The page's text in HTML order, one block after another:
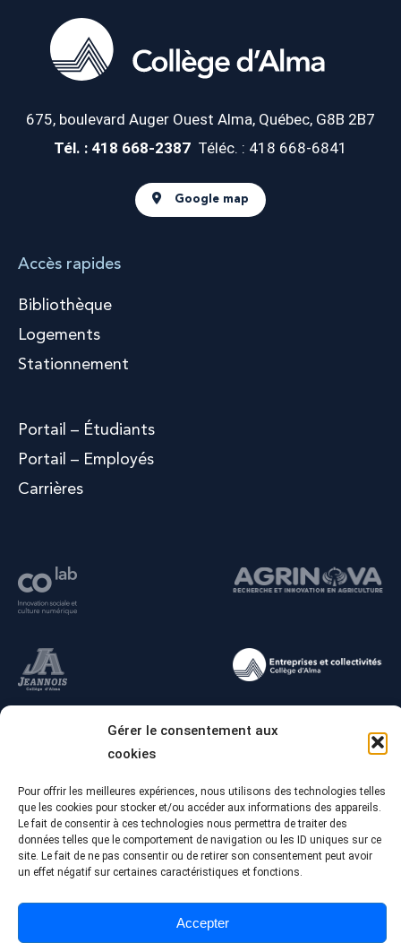
Gérer le consentement aux
cookies
Pour offrir les meilleures expériences, nous utilisons des technologies telles
que les cookies pour stocker et/ou accéder aux informations des appareils.
Le fait de consentir à ces technologies nous permettra de traiter des
données telles que le comportement de navigation ou les ID uniques sur ce
site. Le fait de ne pas consentir ou de retirer son consentement peut avoir
un effet négatif sur certaines caractéristiques et fonctions.
Accepter
675, boulevard Auger Ouest Alma, Québec, G8B 2B7
Tél. : 418 668-2387 Téléc. : 418 668-6841
Google map
Accès rapides
Bibliothèque
Logements
Stationnement
Portail – Étudiants
Portail – Employés
Carrières
© Tous droits réservés - Collège Alma
Conception Web : Agence Polka/Arsenal
Politique de confidentialité